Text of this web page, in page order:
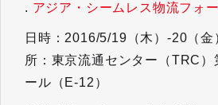
. アジア・シームレス物流フォ
日時：2016/5/19（木）-20（
所：東京流通センター（TRC
ール（E-12）